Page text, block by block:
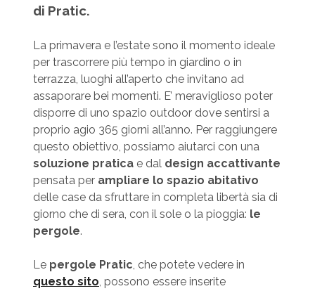
di Pratic.
La primavera e l’estate sono il momento ideale
per trascorrere più tempo in giardino o in
terrazza, luoghi all’aperto che invitano ad
assaporare bei momenti. E’ meraviglioso poter
disporre di uno spazio outdoor dove sentirsi a
proprio agio 365 giorni all’anno. Per raggiungere
questo obiettivo, possiamo aiutarci con una
soluzione praticae dal design accattivante
pensata per ampliare lo spazio abitativo
delle case da sfruttare in completa libertà sia di
giorno che di sera, con il sole o la pioggia: le
pergole.
Le pergole Pratic, che potete vedere in
questo sito, possono essere inserite